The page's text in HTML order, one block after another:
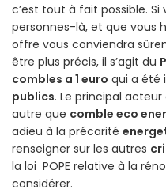
c’est tout à fait possible.
personnes-là, et que vous
offre vous conviendra
être plus précis, il s’agit du
combles a 1 euro qui a été
publics. Le principal
autre que comble eco
adieu à la précarité
renseigner sur les autres
la loi POPE relative à la
considérer.